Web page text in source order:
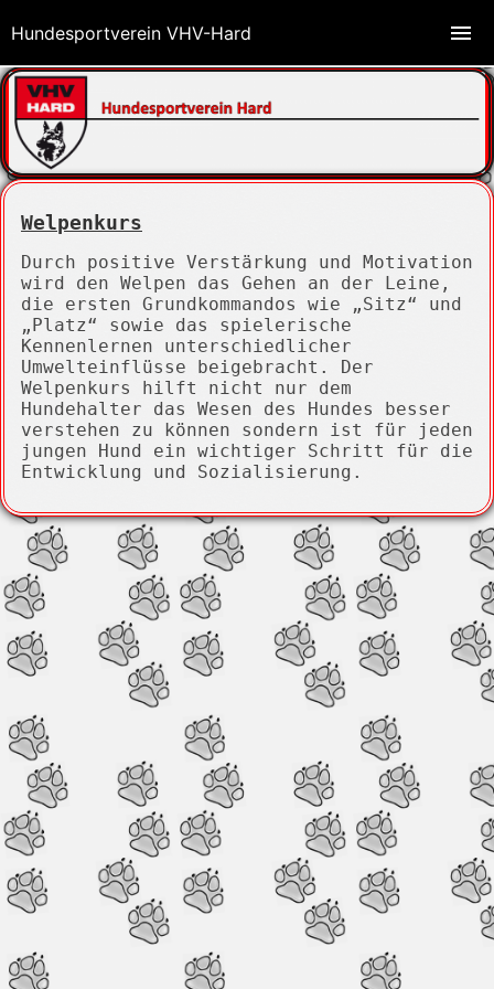
Welpenkurs
Durch positive Verstärkung und Motivation
wird den Welpen das Gehen an der Leine,
die ersten Grundkommandos wie „Sitz“ und
„Platz“ sowie das spielerische
Kennenlernen unterschiedlicher
Umwelteinflüsse beigebracht. Der
Welpenkurs hilft nicht nur dem
Hundehalter das Wesen des Hundes besser
verstehen zu können sondern ist für jeden
jungen Hund ein wichtiger Schritt für die
Entwicklung und Sozialisierung.
Hundesportverein VHV-Hard